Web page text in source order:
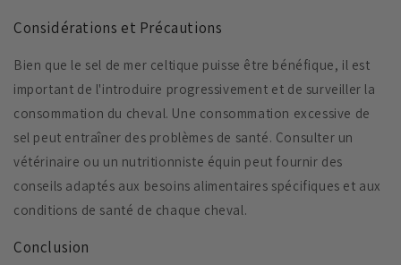
Considérations et Précautions
Bien que le sel de mer celtique puisse être bénéfique, il est
important de l'introduire progressivement et de surveiller la
consommation du cheval. Une consommation excessive de
sel peut entraîner des problèmes de santé. Consulter un
vétérinaire ou un nutritionniste équin peut fournir des
conseils adaptés aux besoins alimentaires spécifiques et aux
conditions de santé de chaque cheval.
Conclusion